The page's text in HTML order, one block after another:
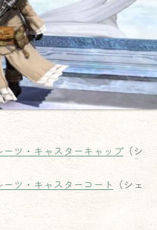
ーツ・キャスターキャップ（シ
ツ・キャスターコート
（シェ